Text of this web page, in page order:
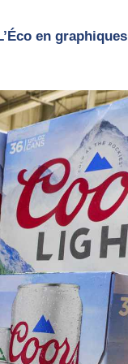
en graphiques